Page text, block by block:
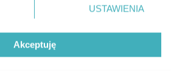
Zdjęcia miasta
dolnym rogu strony
. Niektóre
będą miały zastosowania tylko
USTAWIENIA
Akceptuję